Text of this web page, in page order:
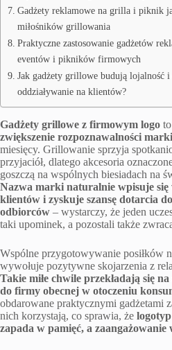
Gadżety reklamowe na grilla i piknik
miłośników grillowania
Praktyczne zastosowanie gadżetów
eventów i pikników firmowych
Jak gadżety grillowe budują lojalność i
oddziaływanie na klientów?
Gadżety grillowe z firmowym logo
zwiększenie rozpoznawalności marki
miesięcy. Grillowanie sprzyja
przyjaciół, dlatego akcesoria
goszczą na wspólnych biesiadach na
Nazwa marki naturalnie wpisuje się
klientów i zyskuje szansę dotarcia
odbiorców – wystarczy, że jeden
taki upominek, a pozostali także
Wspólne przygotowywanie posiłków
wywołuje pozytywne skojarzenia z
Takie miłe chwile przekładają się
do firmy obecnej w otoczeniu
obdarowane praktycznymi gadżetami
nich korzystają, co sprawia, że
zapada w pamięć, a